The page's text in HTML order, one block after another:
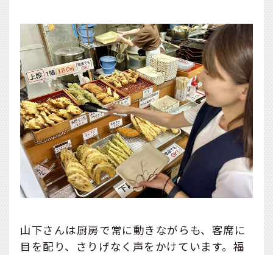
山下さんは厨房で常に動きながらも、客席に
目を配り、さりげなく声をかけています。福